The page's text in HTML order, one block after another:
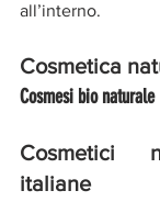
all’interno.
Cosmetica
Cosmesi bio naturale
Cosmetici
italiane